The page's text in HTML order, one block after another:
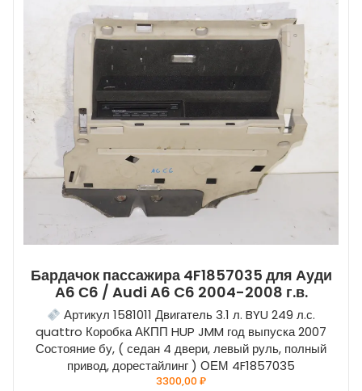
Бардачок пассажира 4F1857035 для Ауди
А6 С6 / Audi A6 C6 2004-2008 г.в.
Артикул 1581011 Двигатель 3.1 л. BYU 249 л.с.
quattro Коробка АКПП HUP JMM год выпуска 2007
Состояние бу, ( седан 4 двери, левый руль, полный
привод, дорестайлинг ) ОЕМ 4F1857035
3300,00₽